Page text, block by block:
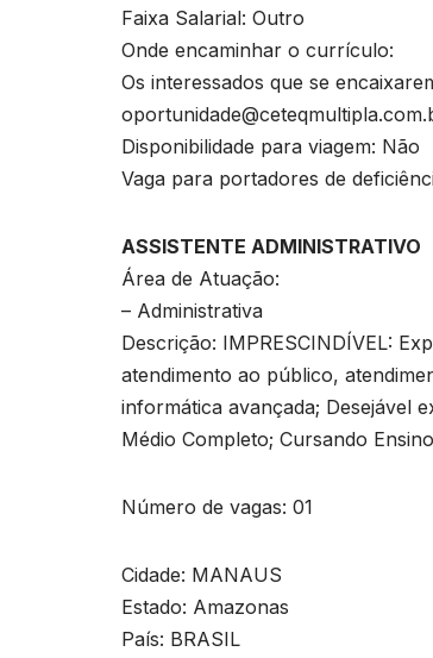
Faixa Salarial: Outro
Onde encaminhar o currículo:
Os interessados que se
Disponibilidade para viagem: Não
Vaga para portadores de
ASSISTENTE ADMINISTRATIVO
Área de Atuação:
– Administrativa
Descrição: IMPRESCINDÍVEL:
atendimento ao público,
informática avançada; Desejável
Médio Completo; Cursando
Número de vagas: 01
Cidade: MANAUS
Estado: Amazonas
País: BRASIL